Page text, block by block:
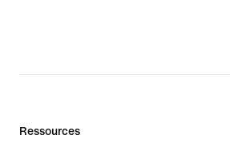
Ressources